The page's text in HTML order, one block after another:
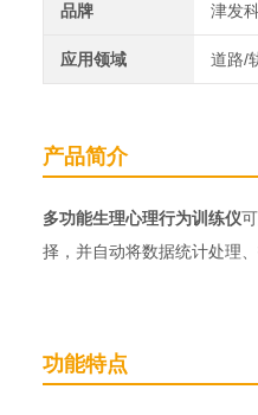
品牌 津发
应用领域 道路/
产品简介
多功能生理心理行为训练仪
择，并自动将数据统计处理、
功能特点